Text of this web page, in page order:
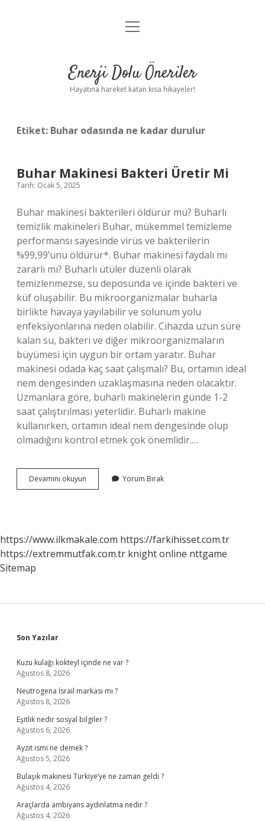
Anasayfa
Yasal Uyarı
menüyü
Enerji Dolu Öneriler
Hayatına hareket katan kısa hikayeler!
Etiket: Buhar odasında ne kadar durulur
Buhar Makinesi Bakteri Üretir Mi
Tarih: Ocak 5, 2025
Buhar makinesi bakterileri öldürür mü? Buharlı
temizlik makineleri Buhar, mükemmel temizleme
performansı sayesinde virüs ve bakterilerin
%99,99’unu öldürür*. Buhar makinesi faydalı mı
zararlı mı? Buharlı ütüler düzenli olarak
temizlenmezse, su deposunda ve içinde bakteri ve
küf oluşabilir. Bu mikroorganizmalar buharla
birlikte havaya yayılabilir ve solunum yolu
enfeksiyonlarına neden olabilir. Cihazda uzun süre
kalan su, bakteri ve diğer mikroorganizmaların
büyümesi için uygun bir ortam yaratır. Buhar
makinesi odada kaç saat çalışmalı? Bu, ortamın ideal
nem dengesinden uzaklaşmasına neden olacaktır.
Uzmanlara göre, buharlı makinelerin günde 1-2
saat çalıştırılması yeterlidir. Buharlı makine
kullanırken, ortamın ideal nem dengesinde olup
olmadığını kontrol etmek çok önemlidir.…
Devamını okuyun
Makinesi
Yorum Bırak
https://www.ilkmakale.com https://farkihisset.com.tr
https://extremmutfak.com.tr knight online nttgame
Sitemap
Sidebar
Son Yazılar
Kuzu kulağı kokteyl içinde ne var ?
Ağustos 8, 2026
Neutrogena İsrail markası mı ?
Ağustos 8, 2026
Eşitlik nedir sosyal bilgiler ?
Ağustos 6, 2026
Ayzit ismi ne demek ?
Ağustos 5, 2026
Bulaşık makinesi Türkiye’ye ne zaman geldi ?
Ağustos 4, 2026
Araçlarda ambiyans aydınlatma nedir ?
Ağustos 4, 2026